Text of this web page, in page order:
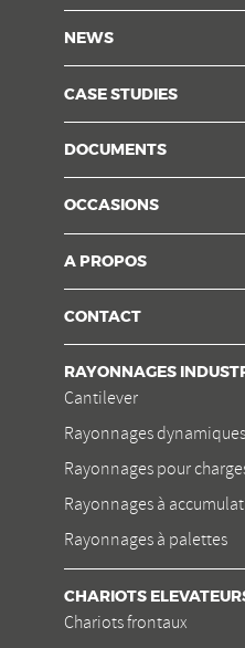
NEWS
CASE STUDIES
DOCUMENTS
OCCASIONS
A PROPOS
CONTACT
RAYONNAGES
Cantilever
Rayonnages dynamiques
Rayonnages pour
Rayonnages à
Rayonnages à palettes
CHARIOTS
Chariots frontaux